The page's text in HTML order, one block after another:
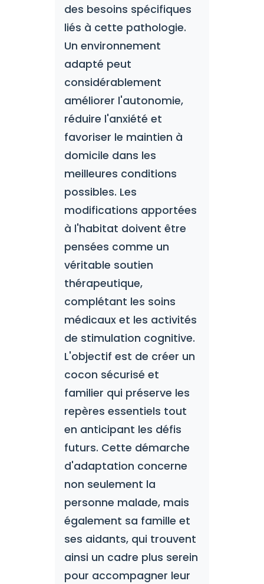
des besoins spécifiques
liés à cette pathologie.
Un environnement
adapté peut
considérablement
améliorer l'autonomie,
réduire l'anxiété et
favoriser le maintien à
domicile dans les
meilleures conditions
possibles. Les
modifications apportées
à l'habitat doivent être
pensées comme un
véritable soutien
thérapeutique,
complétant les soins
médicaux et les activités
de stimulation cognitive.
L'objectif est de créer un
cocon sécurisé et
familier qui préserve les
repères essentiels tout
en anticipant les défis
futurs. Cette démarche
d'adaptation concerne
non seulement la
personne malade, mais
également sa famille et
ses aidants, qui trouvent
ainsi un cadre plus serein
pour accompagner leur